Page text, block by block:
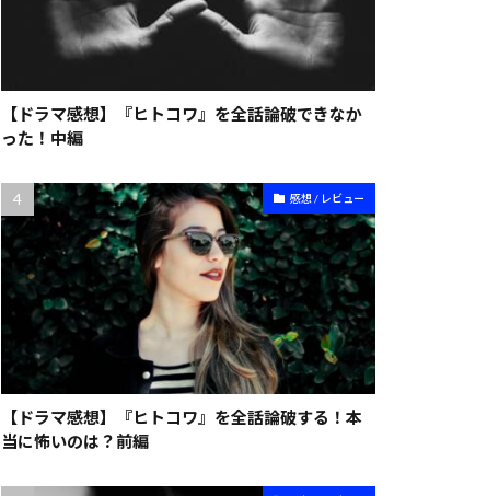
【ドラマ感想】『ヒトコワ』を全話論破できなか
った！中編
感想 / レビュー
【ドラマ感想】『ヒトコワ』を全話論破する！本
当に怖いのは？前編